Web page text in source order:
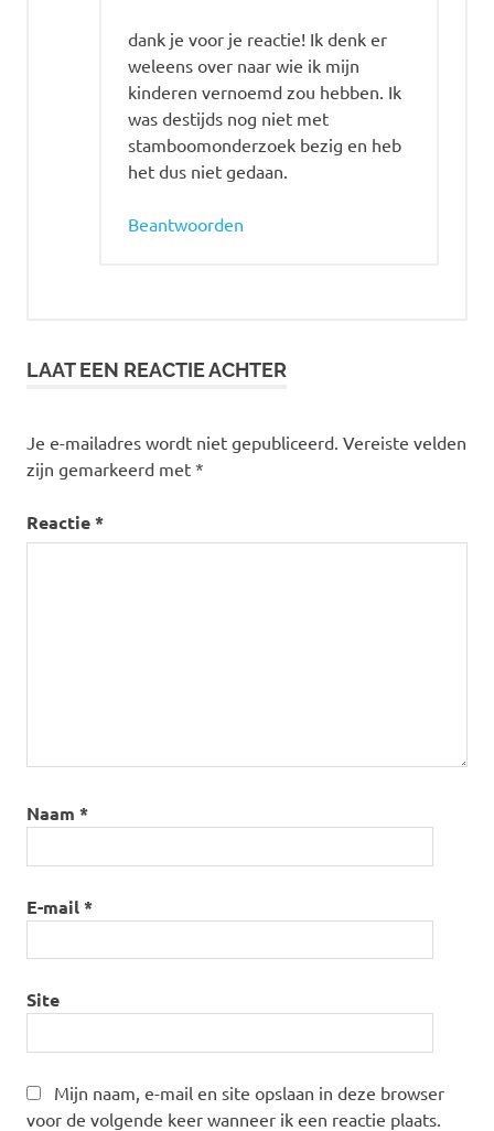
dank je voor je reactie! Ik denk er
weleens over naar wie ik mijn
kinderen vernoemd zou hebben. Ik
was destijds nog niet met
stamboomonderzoek bezig en heb
het dus niet gedaan.
Beantwoorden
LAAT EEN REACTIE ACHTER
Je e-mailadres wordt niet gepubliceerd. Vereiste velden
zijn gemarkeerd met *
Reactie*
Naam *
E-mail*
Site
Mijn naam, e-mail en site opslaan in deze browser
voor de volgende keer wanneer ik een reactie plaats.